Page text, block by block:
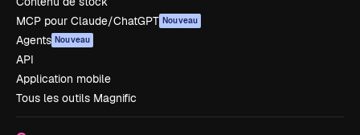
MCP pour Claude/ChatGPT Nouveau
Agents Nouveau
API
Application mobile
Tous les outils Magnific